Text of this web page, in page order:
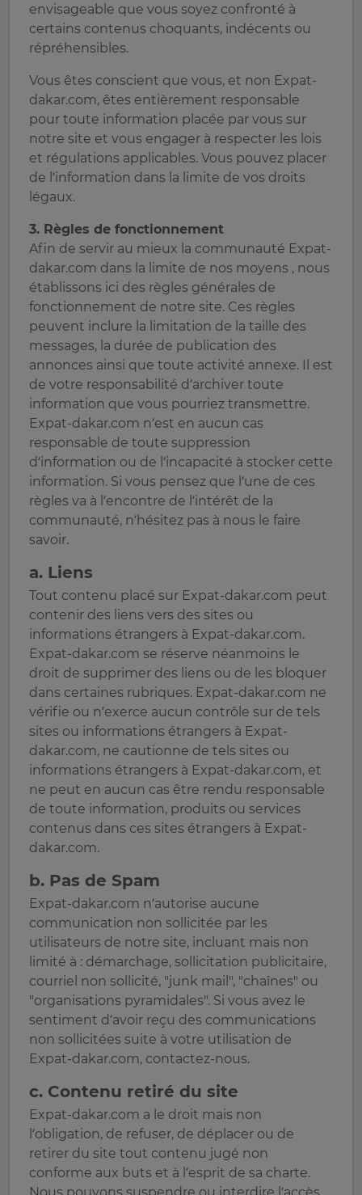
envisageable que vous soyez confronté à
certains contenus choquants, indécents ou
répréhensibles.
Vous êtes conscient que vous, et non Expat-
dakar.com, êtes entièrement responsable
pour toute information placée par vous sur
notre site et vous engager à respecter les lois
et régulations applicables. Vous pouvez placer
de l’information dans la limite de vos droits
légaux.
3. Règles de fonctionnement
Afin de servir au mieux la communauté Expat-
dakar.com dans la limite de nos moyens , nous
établissons ici des règles générales de
fonctionnement de notre site. Ces règles
peuvent inclure la limitation de la taille des
messages, la durée de publication des
annonces ainsi que toute activité annexe. Il est
de votre responsabilité d’archiver toute
information que vous pourriez transmettre.
Expat-dakar.com n’est en aucun cas
responsable de toute suppression
d’information ou de l’incapacité à stocker cette
information. Si vous pensez que l’une de ces
règles va à l’encontre de l’intérêt de la
communauté, n’hésitez pas à nous le faire
savoir.
a. Liens
Tout contenu placé sur Expat-dakar.com peut
contenir des liens vers des sites ou
informations étrangers à Expat-dakar.com.
Expat-dakar.com se réserve néanmoins le
droit de supprimer des liens ou de les bloquer
dans certaines rubriques. Expat-dakar.com ne
vérifie ou n’exerce aucun contrôle sur de tels
sites ou informations étrangers à Expat-
dakar.com, ne cautionne de tels sites ou
informations étrangers à Expat-dakar.com, et
ne peut en aucun cas être rendu responsable
de toute information, produits ou services
contenus dans ces sites étrangers à Expat-
dakar.com.
b. Pas de Spam
Expat-dakar.com n’autorise aucune
communication non sollicitée par les
utilisateurs de notre site, incluant mais non
limité à : démarchage, sollicitation publicitaire,
courriel non sollicité, "junk mail", "chaînes" ou
"organisations pyramidales". Si vous avez le
sentiment d’avoir reçu des communications
non sollicitées suite à votre utilisation de
Expat-dakar.com, contactez-nous.
c. Contenu retiré du site
Expat-dakar.com a le droit mais non
l’obligation, de refuser, de déplacer ou de
retirer du site tout contenu jugé non
conforme aux buts et à l’esprit de sa charte.